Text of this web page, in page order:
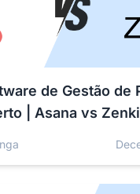
de Gestão de
| Asana vs